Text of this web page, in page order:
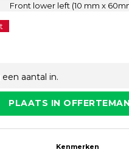
Front lower left (10 mm x
aantal in.
PLAATS IN
Kenmerken